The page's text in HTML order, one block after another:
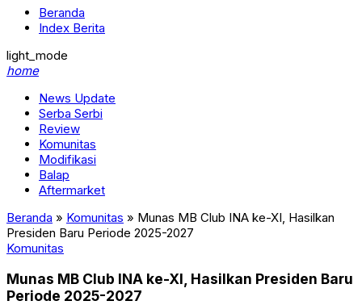
Beranda
Index Berita
light_mode
home
News Update
Serba Serbi
Review
Komunitas
Modifikasi
Balap
Aftermarket
Beranda » Komunitas » Munas MB Club INA ke-XI, Hasilkan
Presiden Baru Periode 2025-2027
Komunitas
Munas MB Club INA ke-XI, Hasilkan Presiden Baru
Periode 2025-2027